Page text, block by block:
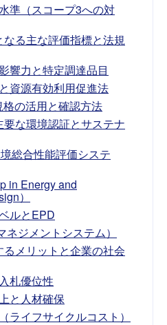
準（スコープ3への対
る主な評価指標と法規
響力と特定調達品目
資源有効利用促進法
の活用と確認方法
な環境認証とサステナ
総合性能評価システ
in Energy and
）
ルとEPD
ジメントシステム）
メリットと企業の社会
札優位性
と人材確保
ライフサイクルコスト）